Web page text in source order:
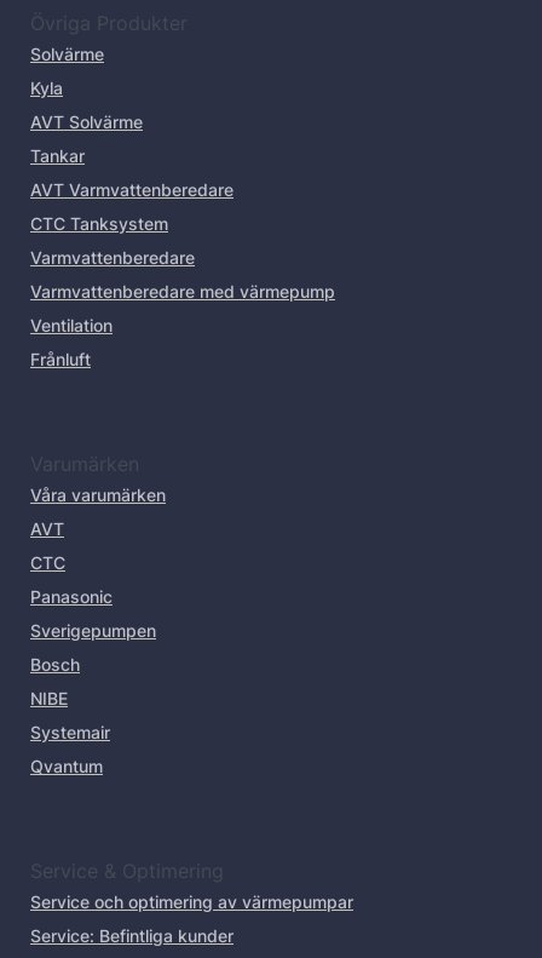
Övriga Produkter
Solvärme
Kyla
AVT Solvärme
Tankar
AVT Varmvattenberedare
CTC Tanksystem
Varmvattenberedare
Varmvattenberedare med värmepump
Ventilation
Frånluft
Varumärken
Våra varumärken
AVT
CTC
Panasonic
Sverigepumpen
Bosch
NIBE
Systemair
Qvantum
Service & Optimering
Service och optimering av värmepumpar
Service: Befintliga kunder